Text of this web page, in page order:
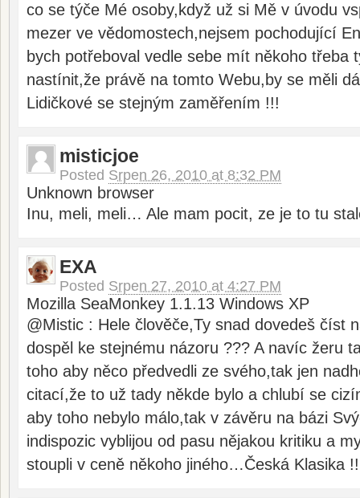
co se týče Mé osoby,když už si Mě v úvodu
mezer ve vědomostech,nejsem pochodující
bych potřeboval vedle sebe mít někoho třeba
nastínit,že právě na tomto Webu,by se měli
Lidičkové se stejným zaměřením !!!
misticjoe
Posted Srpen 26, 2010 at 8:32 PM
Unknown browser
Inu, meli, meli… Ale mam pocit, ze je to tu
EXA
Posted Srpen 27, 2010 at 4:27 PM
Mozilla SeaMonkey 1.1.13 Windows XP
@Mistic : Hele člověče,Ty snad dovedeš číst
dospěl ke stejnému názoru ??? A navíc žeru
toho aby něco předvedli ze svého,tak jen
citací,že to už tady někde bylo a chlubí se
aby toho nebylo málo,tak v závěru na bázi
indispozic vyblijou od pasu nějakou kritiku a
stoupli v ceně někoho jiného…Česká Klasika